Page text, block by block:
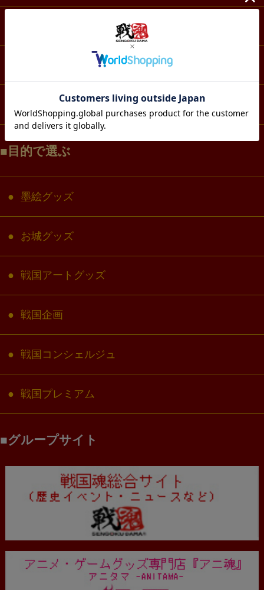
スマホ・IT・メディア
コラボ・キャラクター
目的で選ぶ
墨絵グッズ
お城グッズ
戦国アートグッズ
戦国企画
戦国コンシェルジュ
戦国プレミアム
グループサイト